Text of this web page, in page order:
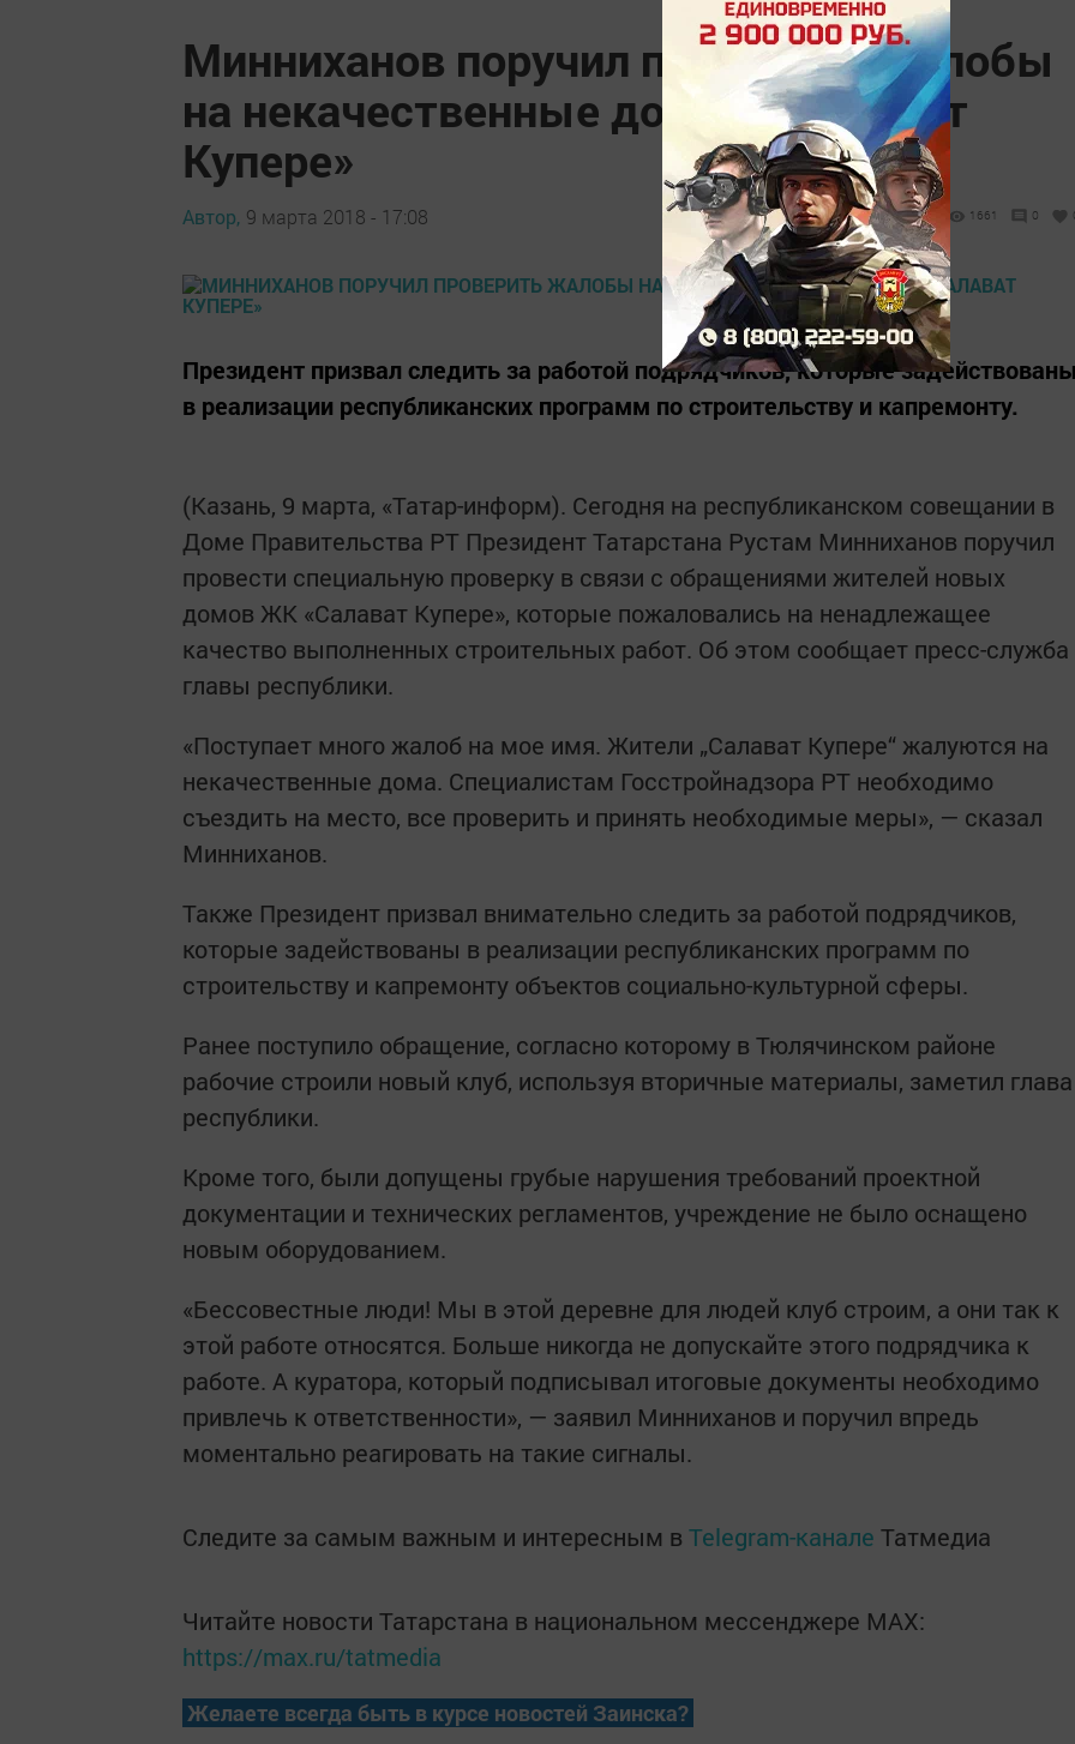
Минниханов поручил проверить жалобы
на некачественные дома в «Салават
Купере»
Автор, 9 марта 2018 - 17:08 1661 0
Президент призвал следить за работой подрядчиков, которые
в реализации республиканских программ по строительству и капремонту.
(Казань, 9 марта, «Татар-информ). Сегодня на республиканском совещании в
Доме Правительства РТ Президент Татарстана Рустам Минниханов поручил
провести специальную проверку в связи с обращениями жителей новых
домов ЖК «Салават Купере», которые пожаловались на ненадлежащее
качество выполненных строительных работ. Об этом сообщает пресс-служба
главы республики.
«Поступает много жалоб на мое имя. Жители „Салават Купере“ жалуются на
некачественные дома. Специалистам Госстройнадзора РТ необходимо
съездить на место, все проверить и принять необходимые меры», — сказал
Минниханов.
Также Президент призвал внимательно следить за работой подрядчиков,
которые задействованы в реализации республиканских программ по
строительству и капремонту объектов социально-культурной сферы.
Ранее поступило обращение, согласно которому в Тюлячинском районе
рабочие строили новый клуб, используя вторичные материалы, заметил глава
республики.
Кроме того, были допущены грубые нарушения требований проектной
документации и технических регламентов, учреждение не было оснащено
новым оборудованием.
«Бессовестные люди! Мы в этой деревне для людей клуб строим, а они так к
этой работе относятся. Больше никогда не допускайте этого подрядчика к
работе. А куратора, который подписывал итоговые документы необходимо
привлечь к ответственности», — заявил Минниханов и поручил впредь
моментально реагировать на такие сигналы.
Следите за самым важным и интересным в Telegram-канале Татмедиа
Читайте новости Татарстана в национальном мессенджере MАХ:
https://max.ru/tatmedia
Желаете всегда быть в курсе новостей Заинска?